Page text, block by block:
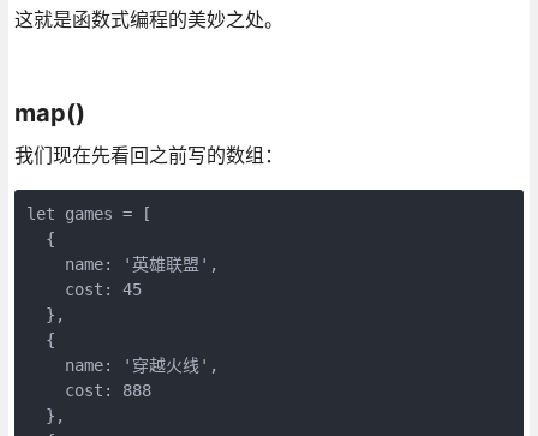
这就是函数式编程的美妙之处。
map()
我们现在先看回之前写的数组：
let games = [
  {
    name: '英雄联盟',
    cost: 45
  },
  {
    name: '穿越火线',
    cost: 888
  },